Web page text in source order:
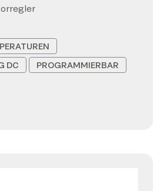
DC
PROGRAMMIERBAR